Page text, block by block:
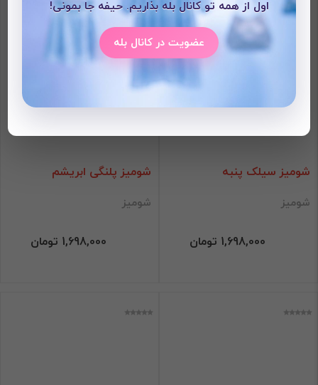
شومیز سیلک پنبه
شومیز
1,698,000 تومان
شومیز پلنگی ابریشم
شومیز
1,698,000 تومان
اول از همه تو کانال بله بذاریم. حیفه جا بمونی!
عضویت در کانال بله